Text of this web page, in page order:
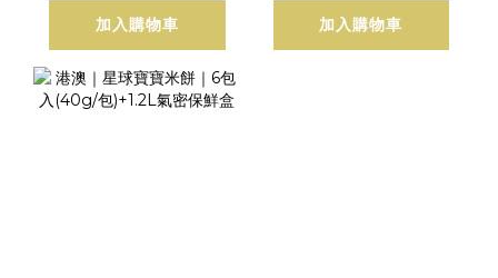
盒
加入購物車 加入購物車